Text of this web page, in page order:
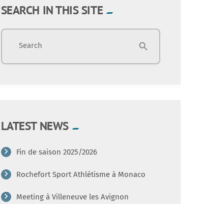
SEARCH IN THIS SITE
Search search
LATEST NEWS
Fin de saison 2025/2026
Rochefort Sport Athlétisme à Monaco
Meeting à Villeneuve les Avignon